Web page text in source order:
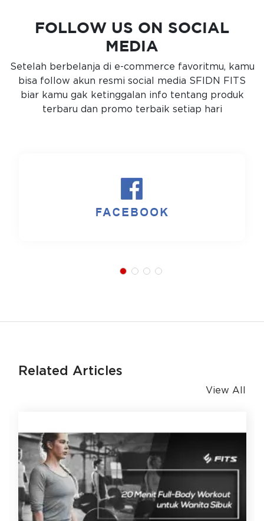
FOLLOW US ON SOCIAL
MEDIA
Setelah berbelanja di e-commerce favoritmu, kamu
bisa follow akun resmi social media SFIDN FITS
biar kamu gak ketinggalan info tentang produk
terbaru dan promo terbaik setiap hari
Related Articles
View All